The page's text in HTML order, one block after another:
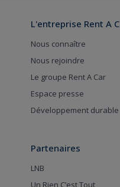
L'entreprise Rent A
Nous connaître
Nous rejoindre
Le groupe Rent A Car
Espace presse
Développement durable
Partenaires
LNB
Un Rien C’est Tout